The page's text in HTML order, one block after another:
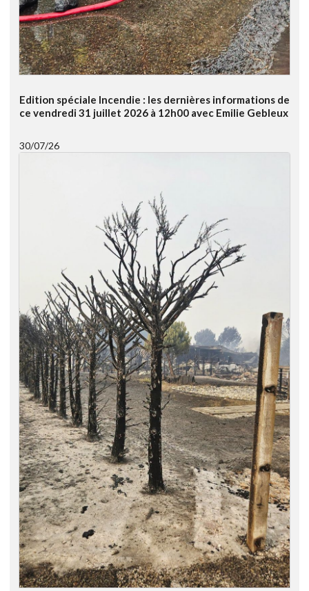
Edition spéciale Incendie : les dernières informations de
ce vendredi 31 juillet 2026 à 12h00 avec Emilie Gebleux
30/07/26